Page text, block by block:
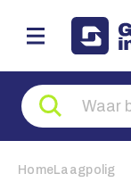
Zoeken
naar
producten
HomeLaagpolig